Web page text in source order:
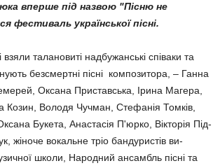
вперше під назвою "Пісню не
фестиваль української пісні.
тала­новиті надбу­жанські співаки та
без­смертні пісні ком­позитора, – Ганна
Оксана Пристав­ська, Ірина Ма­гера,
Козин, Володя Чучман, Стефанія Том­ків,
Букета, Анастасія П'юрко, Вік­торія Під­
жіноче вокальне тріо банду­ристів ви­
школи, На­родний ан­самбль пісні та